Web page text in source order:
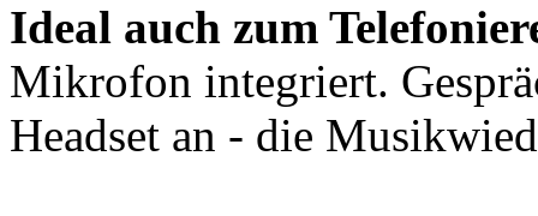
Ideal auch zum
Mikrofon integriert.
Headset an - die